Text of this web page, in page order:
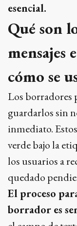
esencial.
Qué son
mensajes
cómo se
Los borradores
guardarlos sin
inmediato.
verde bajo la
los usuarios a
quedado
El proceso
borrador es